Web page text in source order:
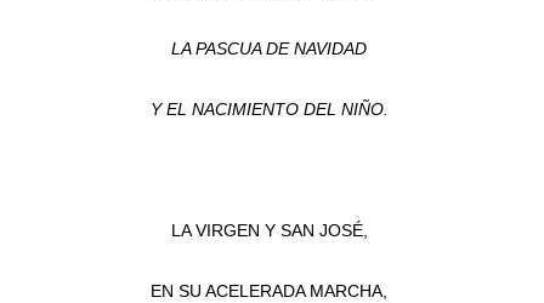
LA PASCUA DE NAVIDAD
Y EL NACIMIENTO DEL NIÑO.
LA VIRGEN Y SAN JOSÉ,
EN SU ACELERADA MARCHA,